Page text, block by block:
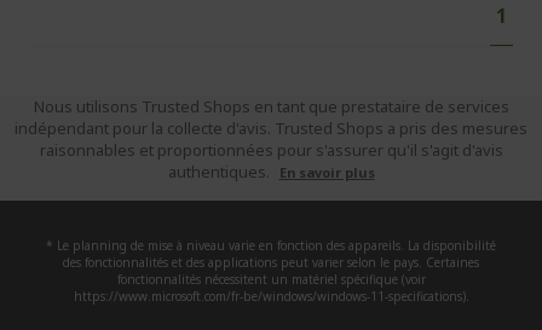
Vous
lisez
la
page
1
Nous utilisons Trusted Shops en tant que prestataire de services
indépendant pour la collecte d'avis. Trusted Shops a pris des mesures
raisonnables et proportionnées pour s'assurer qu'il s'agit d'avis
authentiques.
En savoir plus
* Le planning de mise à niveau varie en fonction des appareils. La disponibilité
des fonctionnalités et des applications peut varier selon le pays. Certaines
fonctionnalités nécessitent un matériel spécifique (voir
https://www.microsoft.com/fr-be/windows/windows-11-specifications).